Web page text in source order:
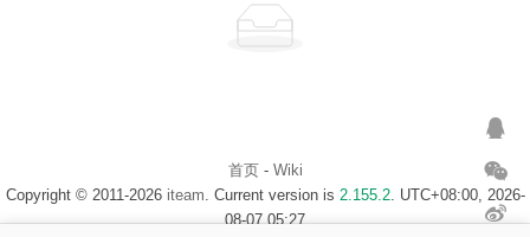
首页- Wiki
Copyright © 2011-2026 iteam. Current version is 2.155.2. UTC+08:00, 2026-
08-07 05:27